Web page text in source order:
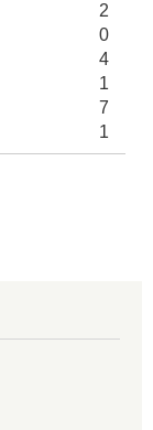
2
0
4
1
7
1